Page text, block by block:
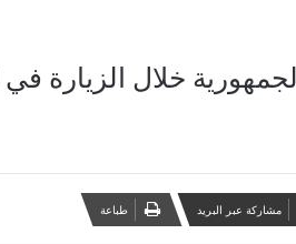
خلال الزيارة
مشاركة عبر البريد طباعة